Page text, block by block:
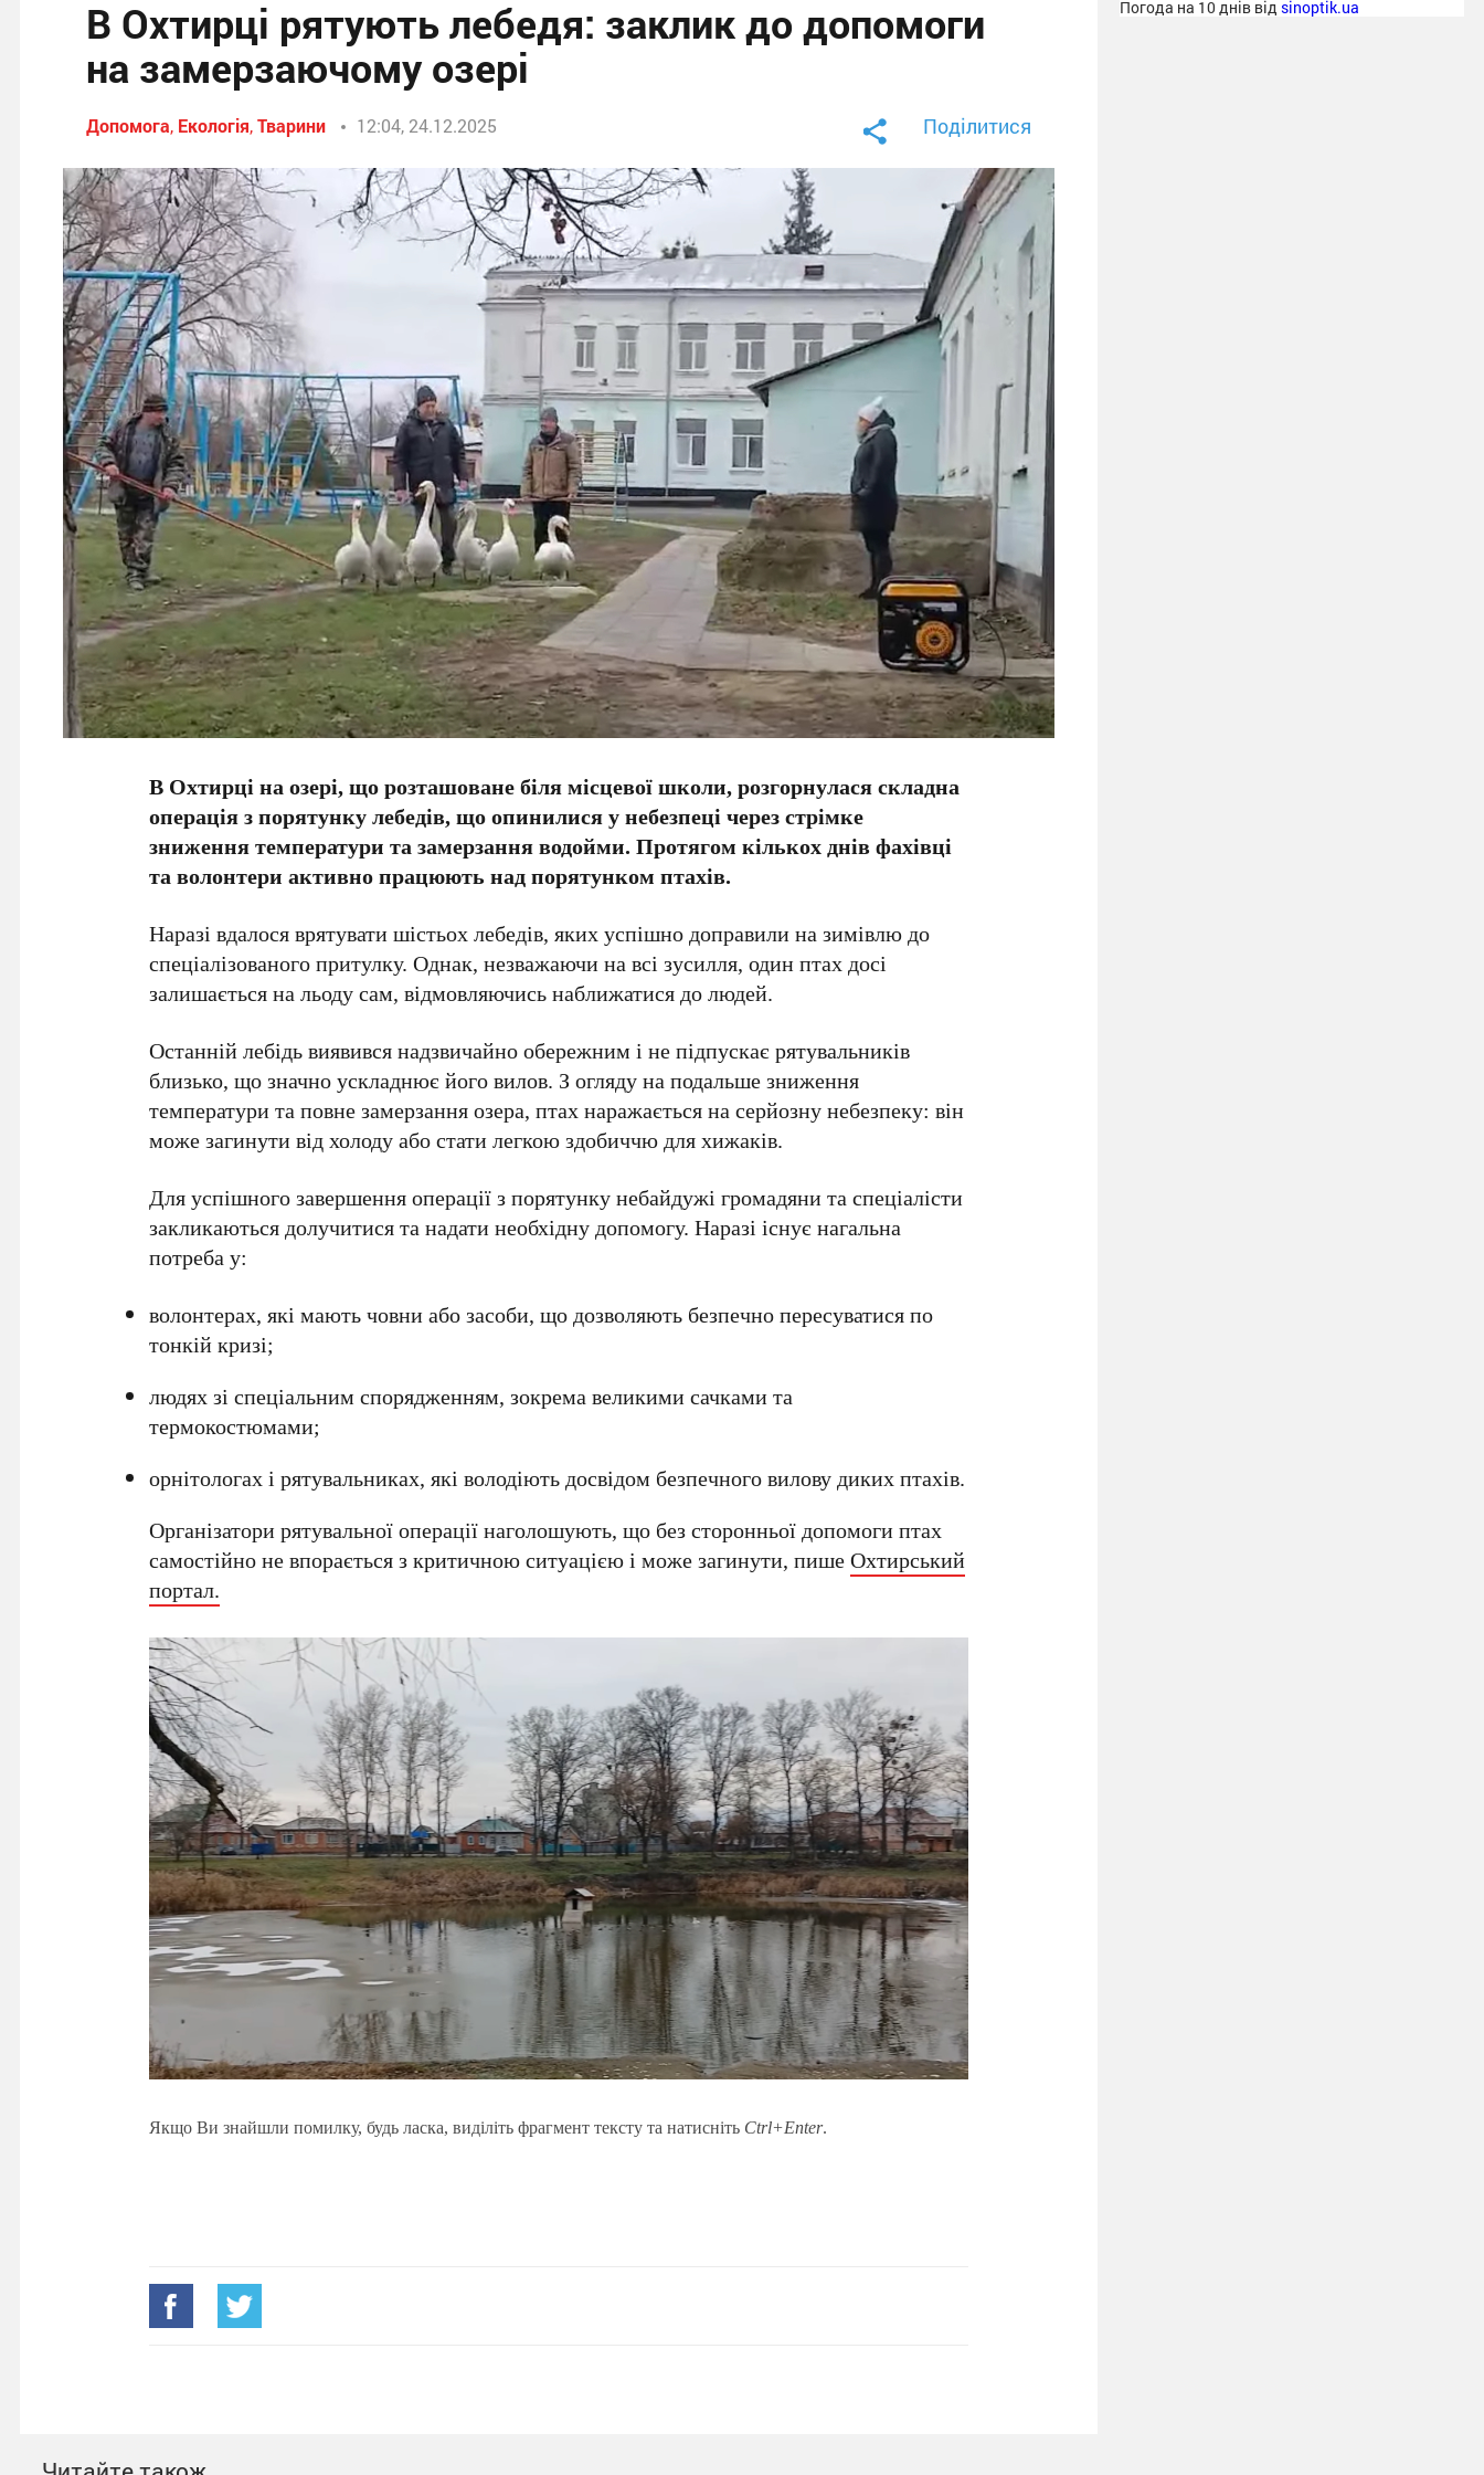
В Охтирці рятують лебедя: заклик до допомоги
на замерзаючому озері
Допомога, Екологія,Тварини 12:04, 24.12.2025 Поділитися
В Охтирці на озері, що розташоване біля місцевої школи, розгорнулася складна
операція з порятунку лебедів, що опинилися у небезпеці через стрімке
зниження температури та замерзання водойми. Протягом кількох днів фахівці
та волонтери активно працюють над порятунком птахів.
Наразі вдалося врятуватишістьох лебедів, яких успішно доправили на зимівлю до
спеціалізованого притулку. Однак, незважаючи на всі зусилля, один птах досі
залишається на льоду сам, відмовляючись наближатися до людей.
Останній лебідь виявився надзвичайно обережним і не підпускає рятувальників
близько, що значно ускладнює його вилов. З огляду на подальше зниження
температури та повне замерзання озера, птах наражається на серйозну небезпеку: він
може загинути від холоду або стати легкою здобиччю для хижаків.
Для успішного завершення операції з порятунку небайдужі громадяни та спеціалісти
закликаються долучитися та надати необхідну допомогу. Наразі існує нагальна
потреба у:
волонтерах, які мають човни або засоби, що дозволяють безпечно пересуватися по
тонкій кризі;
людях зі спеціальним спорядженням, зокрема великими сачками та
термокостюмами;
орнітологах і рятувальниках, які володіють досвідом безпечного вилову диких птахів.
Організатори рятувальної операції наголошують, що без сторонньої допомоги птах
самостійно не впорається з критичною ситуацією і може загинути, пишеОхтирський
портал.
Якщо Ви знайшли помилку, будь ласка, виділіть фрагмент тексту та натисніть Ctrl+Enter.
Погода на 10 днів від sinoptik.ua